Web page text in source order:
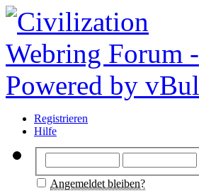
Registrieren
Hilfe
Angemeldet bleiben?